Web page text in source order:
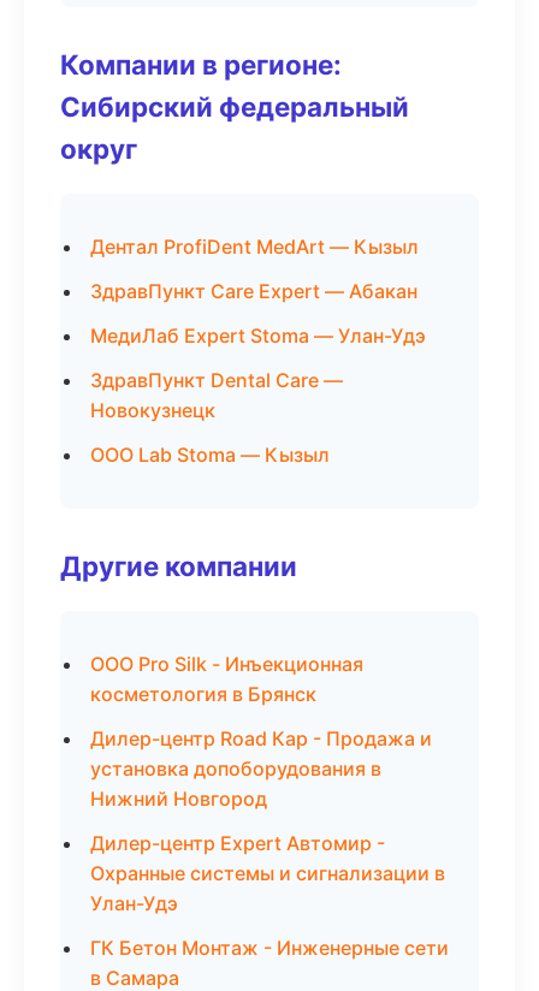
Компании в регионе:
Сибирский федеральный
округ
Дентал ProfiDent MedArt — Кызыл
ЗдравПункт Care Expert — Абакан
МедиЛаб Expert Stoma — Улан-Удэ
ЗдравПункт Dental Care —
Новокузнецк
ООО Lab Stoma — Кызыл
Другие компании
ООО Pro Silk - Инъекционная
косметология в Брянск
Дилер-центр Road Кар - Продажа и
установка допоборудования в
Нижний Новгород
Дилер-центр Expert Автомир -
Охранные системы и сигнализации в
Улан-Удэ
ГК Бетон Монтаж - Инженерные сети
в Самара